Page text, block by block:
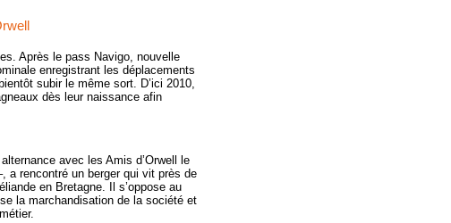
Après le pass Navigo, nouvelle
enregistrant les déplacements
subir le même sort. D’ici 2010,
dès leur naissance afin
avec les Amis d’Orwell le
a rencontré un berger qui vit près de
en Bretagne. Il s’oppose au
la marchandisation de la société et